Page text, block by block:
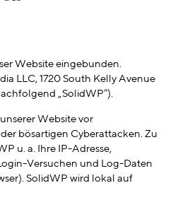
Website eingebunden.
LLC, 1720 South Kelly Avenue
„SolidWP“).
Website vor
bösartigen Cyberattacken. Zu
u. a. Ihre IP-Adresse,
Versuchen und Log-Daten
SolidWP wird lokal auf